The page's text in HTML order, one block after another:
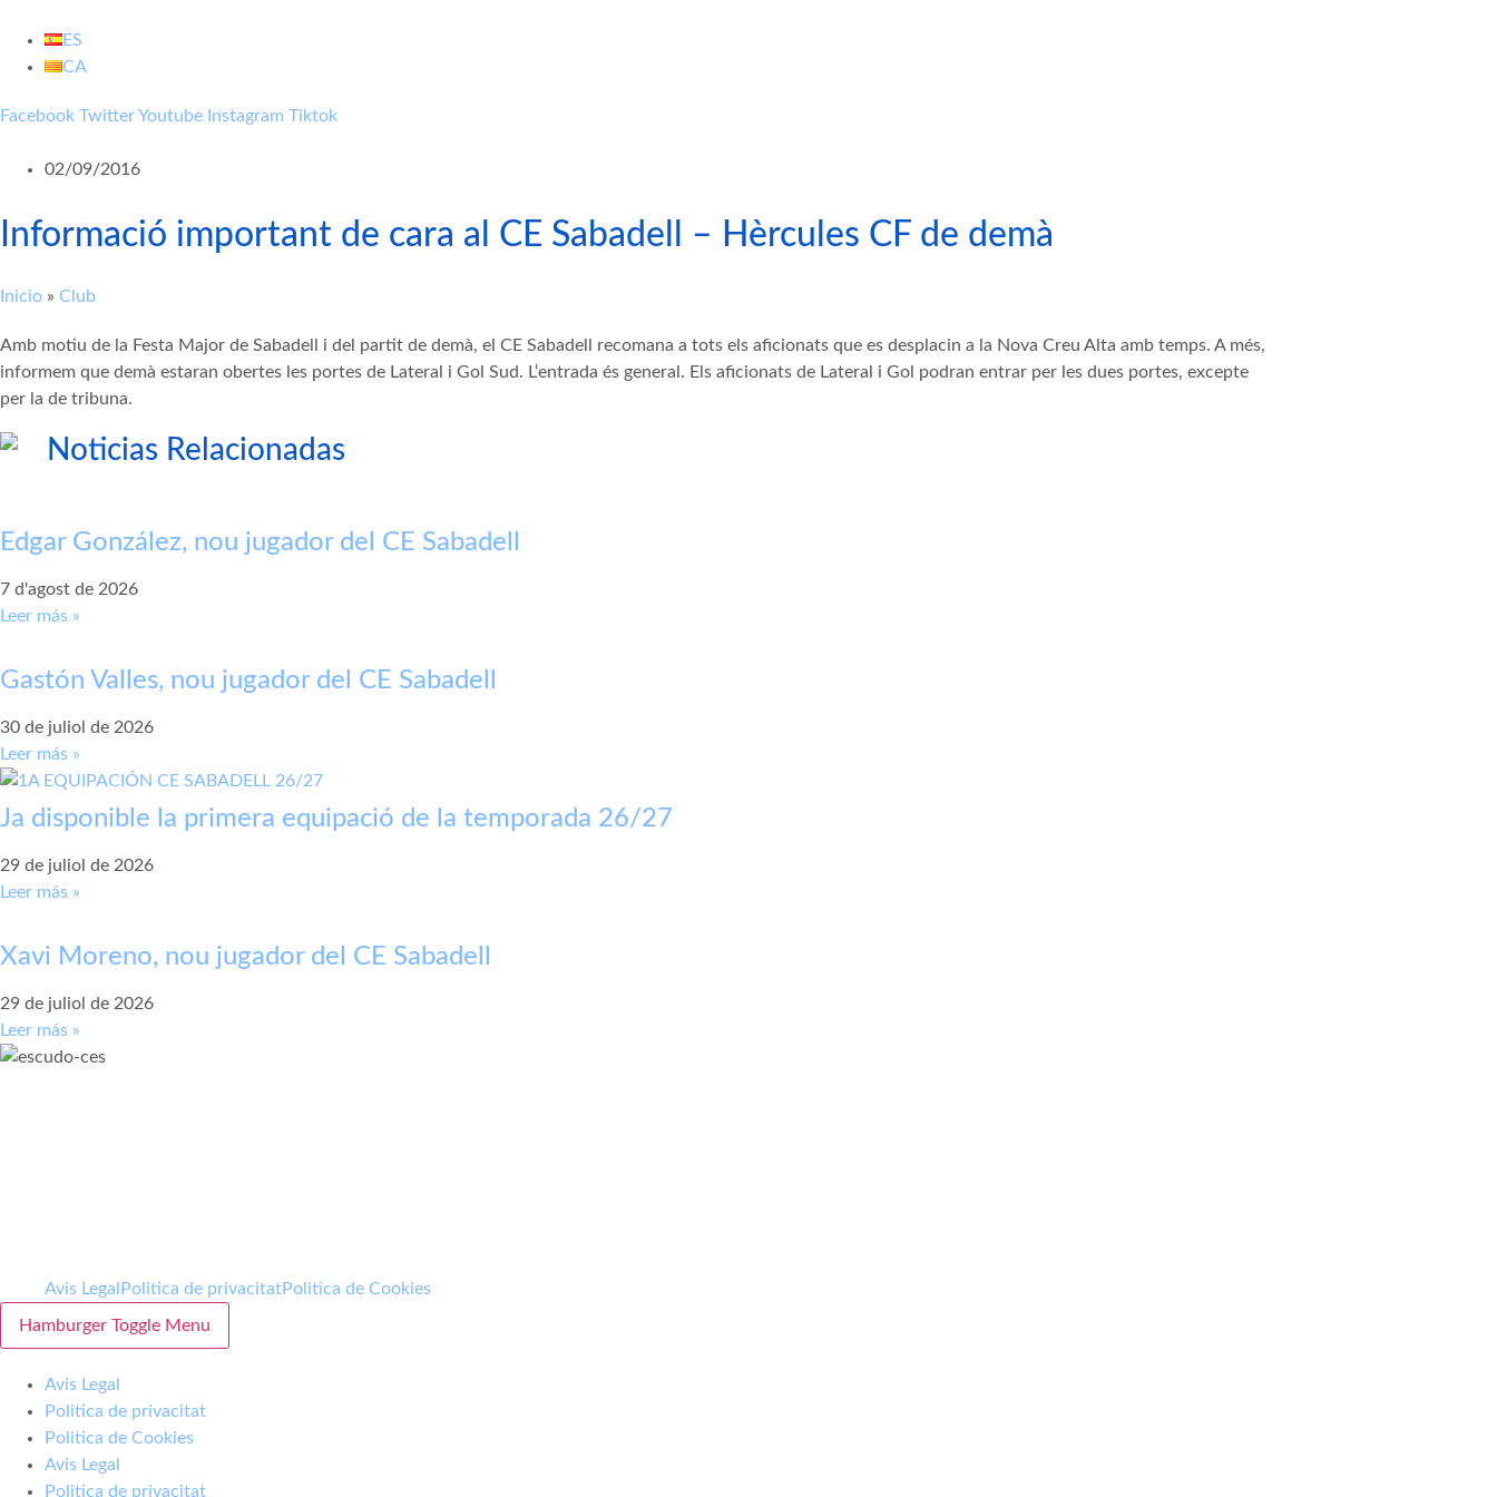
contingut
ES
CA
Facebook TwitterYoutube Instagram Tiktok
02/09/2016
Informació important de cara al CE Sabadell – Hèrcules CF de demà
Inicio » Club
Amb motiu de la Festa Major de Sabadell i del partit de demà, el CE Sabadell recomana a tots els aficionats que es desplacin a la Nova Creu Alta amb temps. A més,
informem que demà estaran obertes les portes de Lateral i Gol Sud. L‘entrada és general. Els aficionats de Lateral i Gol podran entrar per les dues portes, excepte
per la de tribuna.
Noticias Relacionadas
Edgar González, nou jugador del CE Sabadell
7 d'agost de 2026
Leer más »
Gastón Valles, nou jugador del CE Sabadell
30 de juliol de 2026
Leer más »
Ja disponible la primera equipació de la temporada 26/27
29 de juliol de 2026
Leer más »
Xavi Moreno, nou jugador del CE Sabadell
29 de juliol de 2026
Leer más »
Avis Legal Politica de privacitatPolitica de Cookies
Hamburger Toggle Menu
Avis Legal
Politica de privacitat
Politica de Cookies
Avis Legal
Politica de privacitat